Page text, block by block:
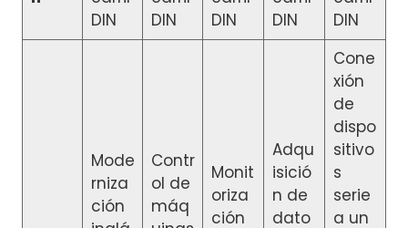
DIN
DIN
DIN
DIN
DIN
Mode
rniza
ción
Contr
ol de
máq
Monit
oriza
ción
Adqu
isició
n de
dato
Cone
xión
de
dispo
sitivo
s
serie
a un